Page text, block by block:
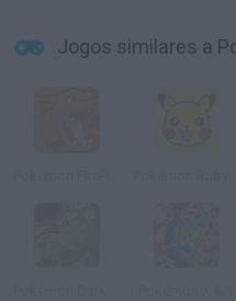
Jogos similares a